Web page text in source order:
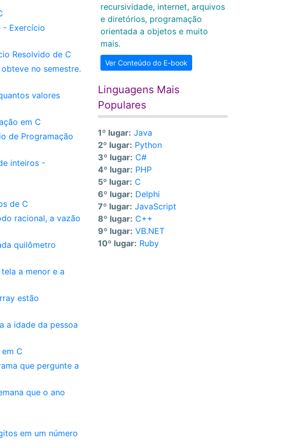
- Exercício
Resolvido de C
no semestre.
valores
em C
de Programação
inteiros -
de C
racional, a vazão
quilômetro
a menor e a
estão
a idade da pessoa
C
que pergunte a
que o ano
em um número
recursividade, internet, arquivos
e diretórios, programação
orientada a objetos e muito
mais.
Ver Conteúdo do E-book
Linguagens Mais
Populares
1º lugar: Java
2º lugar: Python
3º lugar: C#
4º lugar: PHP
5º lugar: C
6º lugar: Delphi
7º lugar: JavaScript
8º lugar: C++
9º lugar: VB.NET
10º lugar: Ruby